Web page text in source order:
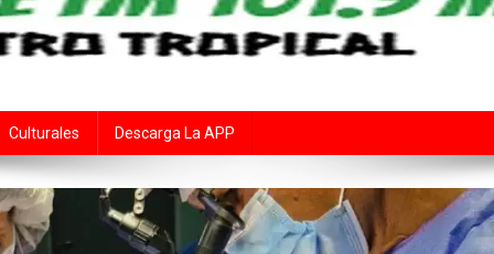
Culturales Descarga La APP